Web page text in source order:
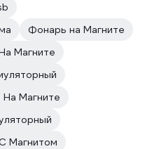
Фонарь на Магните
Магните
Магните
Магнитом